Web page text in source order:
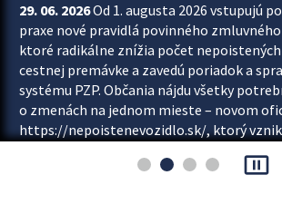
29. 06. 2026Od 1. augusta 2026 vstupujú
praxe nové pravidlá povinného
ktoré radikálne znížia počet
cestnej premávke a zavedú poriadok a
systému PZP. Občania nájdu všetky
o zmenách na jednom mieste – novom
https://nepoistenevozidlo.sk/, ktorý
asociácie poisťovní (SLASPO) a
pause_presentation